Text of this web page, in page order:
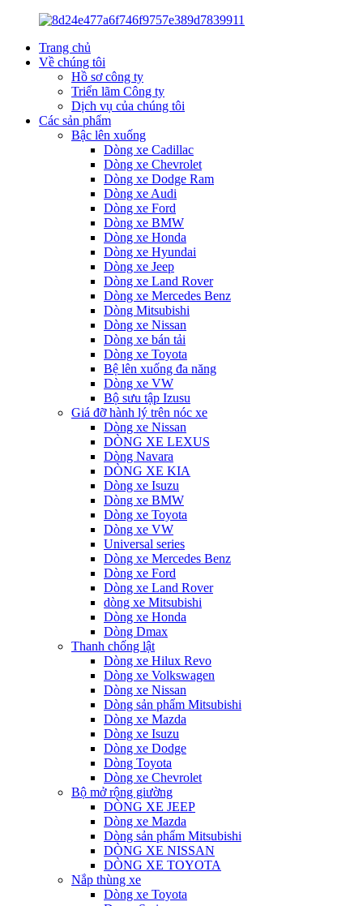
Trang chủ
Về chúng tôi
Hồ sơ công ty
Triển lãm Công ty
Dịch vụ của chúng tôi
Các sản phẩm
Bậc lên xuống
Dòng xe Cadillac
Dòng xe Chevrolet
Dòng xe Dodge Ram
Dòng xe Audi
Dòng xe Ford
Dòng xe BMW
Dòng xe Honda
Dòng xe Hyundai
Dòng xe Jeep
Dòng xe Land Rover
Dòng xe Mercedes Benz
Dòng Mitsubishi
Dòng xe Nissan
Dòng xe bán tải
Dòng xe Toyota
Bệ lên xuống đa năng
Dòng xe VW
Bộ sưu tập Izusu
Giá đỡ hành lý trên nóc xe
Dòng xe Nissan
DÒNG XE LEXUS
Dòng Navara
DÒNG XE KIA
Dòng xe Isuzu
Dòng xe BMW
Dòng xe Toyota
Dòng xe VW
Universal series
Dòng xe Mercedes Benz
Dòng xe Ford
Dòng xe Land Rover
dòng xe Mitsubishi
Dòng xe Honda
Dòng Dmax
Thanh chống lật
Dòng xe Hilux Revo
Dòng xe Volkswagen
Dòng xe Nissan
Dòng sản phẩm Mitsubishi
Dòng xe Mazda
Dòng xe Isuzu
Dòng xe Dodge
Dòng Toyota
Dòng xe Chevrolet
Bộ mở rộng giường
DÒNG XE JEEP
Dòng xe Mazda
Dòng sản phẩm Mitsubishi
DÒNG XE NISSAN
DÒNG XE TOYOTA
Nắp thùng xe
Dòng xe Toyota